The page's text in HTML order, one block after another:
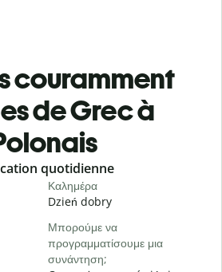
couramment
de Grec à
quotidienne
Καλημέρα
Dzień dobry
Μπορούμε να
προγραμματίσουμε μια
συνάντηση;